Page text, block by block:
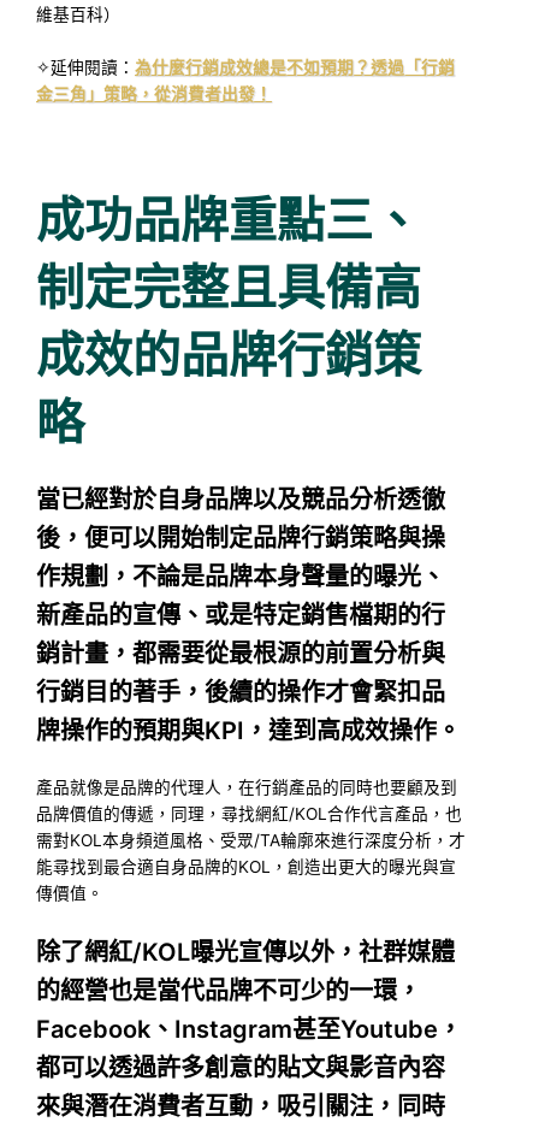
維基百科）
✧延伸閱讀： 為什麼行銷成效總是不如預期？透過「行銷
金三角」策略，從消費者出發！
成功品牌重點三、
制定完整且具備高
成效的品牌行銷策
略
當已經對於自身品牌以及競品分析透徹
後，便可以開始制定品牌行銷策略與操
作規劃，不論是品牌本身聲量的曝光、
新產品的宣傳、或是特定銷售檔期的行
銷計畫，都需要從最根源的前置分析與
行銷目的著手，後續的操作才會緊扣品
牌操作的預期與KPI，達到高成效操作。
產品就像是品牌的代理人，在行銷產品的同時也要顧及到
品牌價值的傳遞，同理，尋找網紅/KOL合作代言產品，也
需對KOL本身頻道風格、受眾/TA輪廓來進行深度分析，才
能尋找到最合適自身品牌的KOL，創造出更大的曝光與宣
傳價值。
除了網紅/KOL曝光宣傳以外，社群媒體
的經營也是當代品牌不可少的一環，
Facebook、Instagram甚至Youtube，
都可以透過許多創意的貼文與影音內容
來與潛在消費者互動，吸引關注，同時